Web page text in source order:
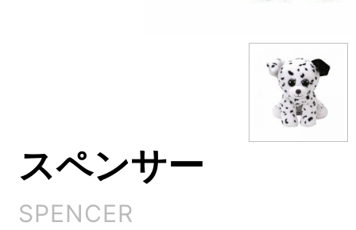
スペンサー
SPENCER